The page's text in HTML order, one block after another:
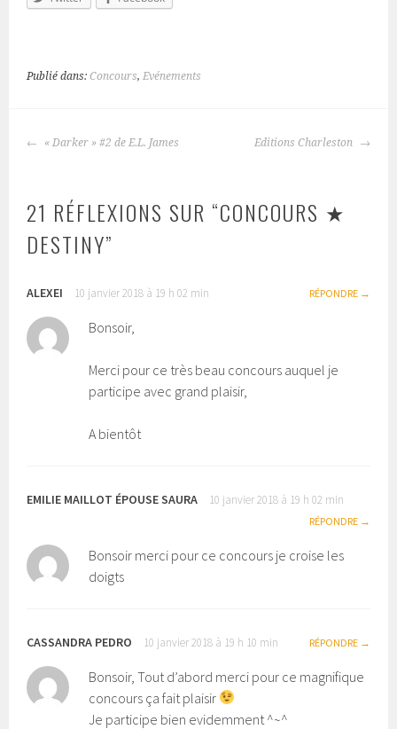
Publié dans:Concours, Evénements
ARTICLES
« Darker » #2 de E.L. James Editions Charleston
21 RÉFLEXIONS SUR “CONCOURS ★
DESTINY”
ALEXEI 10 janvier 2018 à 19 h 02 min RÉPONDRE
Bonsoir,
Merci pour ce très beau concours auquel je
participe avec grand plaisir,
A bientôt
EMILIE MAILLOT ÉPOUSE SAURA 10 janvier 2018 à 19 h 02 min
RÉPONDRE
Bonsoir merci pour ce concours je croise les
doigts
CASSANDRA PEDRO 10 janvier 2018 à 19 h 10 min RÉPONDRE
Bonsoir, Tout d’abord merci pour ce magnifique
concours ça fait plaisir
Je participe bien evidemment ^~^